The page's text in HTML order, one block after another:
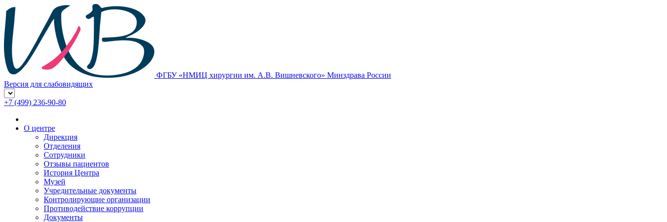
ФГБУ «НМИЦ хирургии им. А.В. Вишневского» Минздрава России
Версия для слабовидящих
+7 (499) 236-90-80
О центре
Дирекция
Отделения
Сотрудники
Отзывы пациентов
История Центра
Музей
Учредительные документы
Контролирующие организации
Противодействие коррупции
Документы